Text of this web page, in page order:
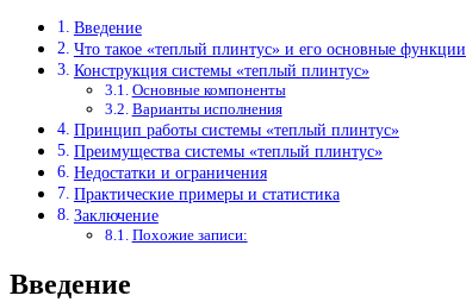
Введение
Что такое «теплый плинтус» и его основные функции
Конструкция системы «теплый плинтус»
Основные компоненты
Варианты исполнения
Принцип работы системы «теплый плинтус»
Преимущества системы «теплый плинтус»
Недостатки и ограничения
Практические примеры и статистика
Заключение
Похожие записи:
Введение